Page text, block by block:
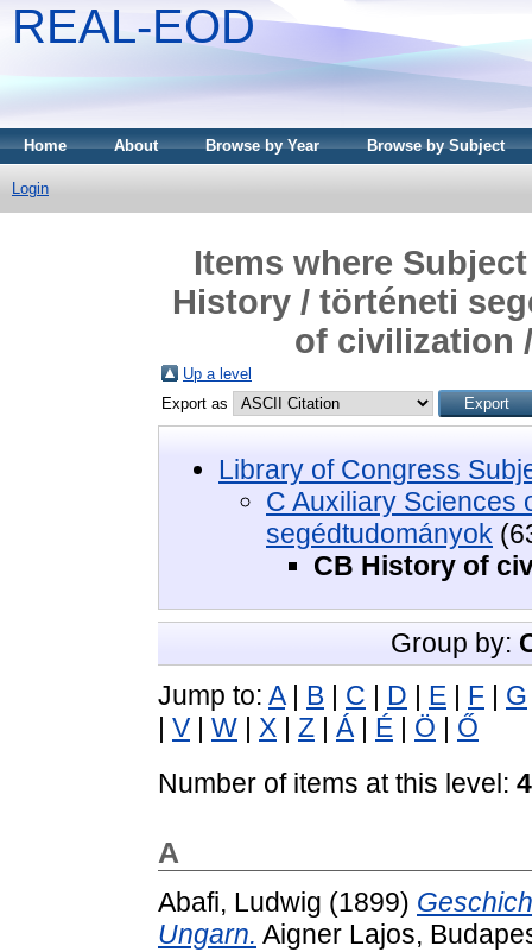
REAL-EOD
Home About Browse by Year Browse by Subject
Login
Items where
History / történeti
of civilization
Up a level
Export as
Library of Congress
C Auxiliary Sciences
segédtudományok
CB History of
Group by:
Jump to: A| B C D E F G
V W X Z Á| É Ö
Ő
Number of items at this level:
A
Abafi, Ludwig (1899)
Ungarn. Aigner Lajos,